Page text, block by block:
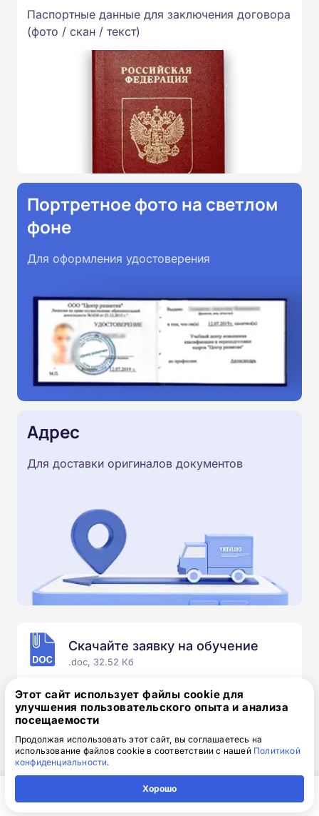
Паспортные данные для заключения договора
(фото / скан / текст)
Портретное фото на светлом
фоне
Для оформления удостоверения
Адрес
Для доставки оригиналов документов
Скачайте заявку на обучение
.doc, 32.52 Кб
Скачайте шаблон, заполните и отправьте по
электронной почтеinfo@1-academy.ru
Обязательно укажите контактный номер телефон.
Наш специалист свяжется с вами и утонит все
детали.
Этот сайт использует файлы cookie для
улучшения пользовательского опыта и анализа
посещаемости
Продолжая использовать этот сайт, вы соглашаетесь на
использование файлов cookie в соответствии с нашей Политикой
конфиденциальности.
Хорошо